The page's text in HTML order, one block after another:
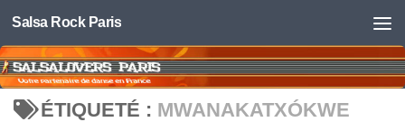
Skip to content
Salsa Rock Paris
ÉTIQUETÉ : MWANAKATXÓKWE